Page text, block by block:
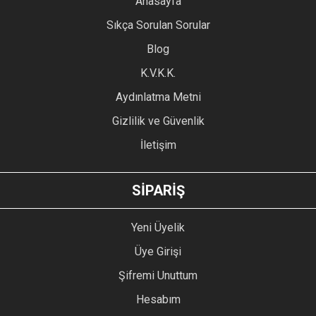
Ürün resmi kalitesiz, bozuk veya görüntülenemiyor.
Ürün açıklamasında eksik bilgiler bulunuyor.
Ürün bilgilerinde hatalar bulunuyor.
Ürün fiyatı diğer sitelerden daha pahalı.
GÖNDER
Sıkça Sorulan Sorular
Blog
K.V.K.K.
Aydınlatma Metni
Gizlilik ve Güvenlik
İletişim
SİPARİŞ
Yeni Üyelik
Üye Girişi
Şifremi Unuttum
Hesabım